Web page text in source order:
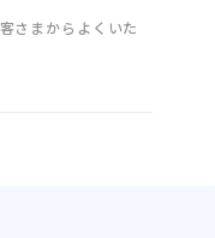
さまからよくいた